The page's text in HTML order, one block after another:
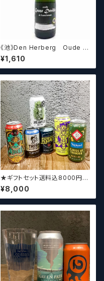
《池》Den Herberg Oude G
euze Deville a L'acienne
デンヘルベルグ
¥1,610
★ギフトセット送料込8000円★
（お好みに合わせて高価なビー
ルも含めて5～6本チョイスさせ
ていただきます）【クラフトビー
¥8,000